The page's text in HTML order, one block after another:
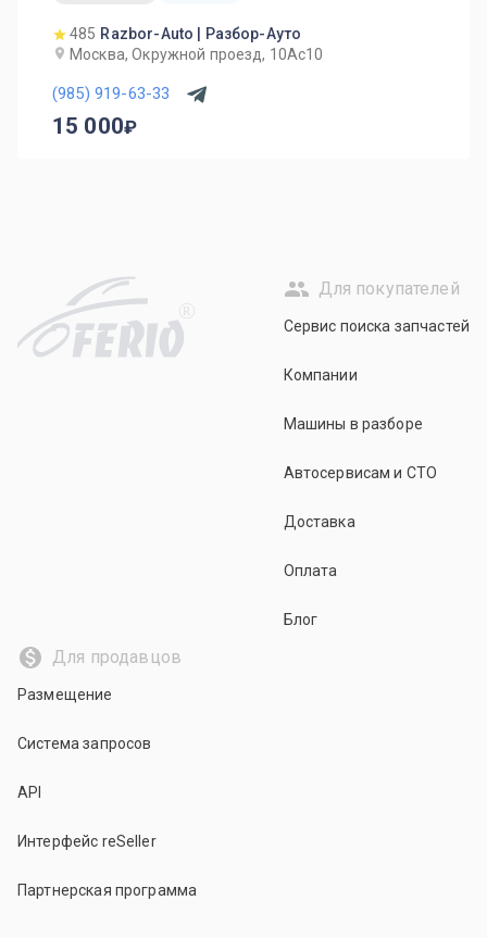
485 Razbor-Auto | Разбор-Ауто
Москва, Окружной проезд, 10Ас10
(985) 919-63-33
15 000
R
Для покупателей
Сервис поиска запчастей
Компании
Машины в разборе
Автосервисам и СТО
Доставка
Оплата
Блог
Для продавцов
Размещение
Система запросов
API
Интерфейс reSeller
Партнерская программа